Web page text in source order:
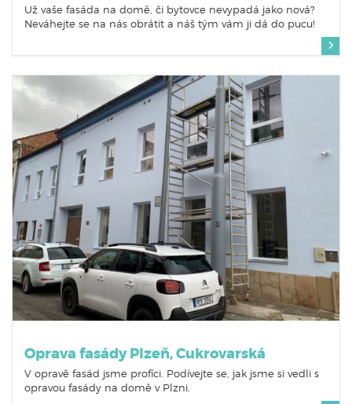
Už vaše fasáda na domě, či bytovce nevypadá jako nová?
Neváhejte se na nás obrátit a náš tým vám ji dá do pucu!
Oprava fasády Plzeň, Cukrovarská
V opravě fasád jsme profíci. Podívejte se, jak jsme si vedli s
opravou fasády na domě v Plzni.